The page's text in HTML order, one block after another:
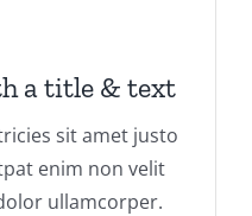
a title & text
sit amet justo
enim non velit
ullamcorper.